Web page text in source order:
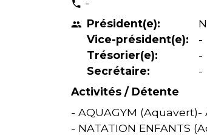
phone -
people Président(e):
Vice-président(e):
Trésorier(e):
Secrétaire:
-
-
-
Activités / Détente
- AQUAGYM
- NATATION ENFANTS